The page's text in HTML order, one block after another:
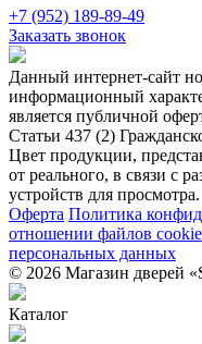
+7 (952) 189-89-49
Заказать звонок
Данный интернет-сайт
информационный
является публичной
Статьи 437 (2)
Цвет продукции,
от реального, в связи с
устройств для просмотра.
Оферта Политика
отношении файлов cookie
персональных данных
© 2026 Магазин дверей
Каталог